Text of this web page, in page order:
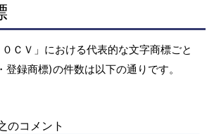
ＣＶ」における代表的な文字商標ごと
録商標)の件数は以下の通りです。
のコメント